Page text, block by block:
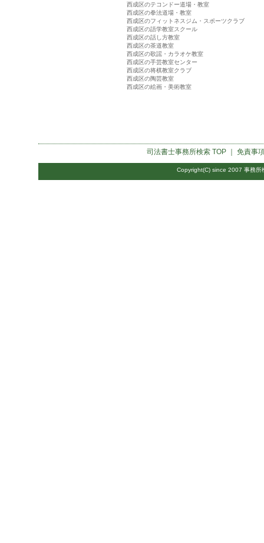
西成区のテコンドー道場・教室
西成区の拳法道場・教室
西成区のフィットネスジム・スポーツクラブ
西成区の語学教室スクール
西成区の話し方教室
西成区の茶道教室
西成区の歌謡・カラオケ教室
西成区の手芸教室センター
西成区の将棋教室クラブ
西成区の陶芸教室
西成区の絵画・美術教室
司法書士事務所検索TOP ｜ 免責事
Copyright(C) since 2007 事務所